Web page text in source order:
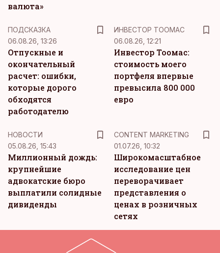
валюта»
ПОДСКАЗКА
06.08.26, 13:26
Отпускные и
окончательный
расчет: ошибки,
которые дорого
обходятся
работодателю
ИНВЕСТОР ТООМАС
06.08.26, 12:21
Инвестор Тоомас:
стоимость моего
портфеля впервые
превысила 800 000
евро
НОВОСТИ
05.08.26, 15:43
Миллионный дождь:
крупнейшие
адвокатские бюро
выплатили солидные
дивиденды
CONTENT MARKETING
01.07.26, 10:32
Широкомасштабное
исследование цен
переворачивает
представления о
ценах в розничных
сетях